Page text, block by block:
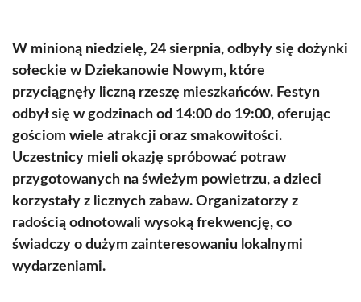
(Twitter)
W minioną niedzielę, 24 sierpnia, odbyły się dożynki
sołeckie w Dziekanowie Nowym, które
przyciągnęły liczną rzeszę mieszkańców. Festyn
odbył się w godzinach od 14:00 do 19:00, oferując
gościom wiele atrakcji oraz smakowitości.
Uczestnicy mieli okazję spróbować potraw
przygotowanych na świeżym powietrzu, a dzieci
korzystały z licznych zabaw. Organizatorzy z
radością odnotowali wysoką frekwencję, co
świadczy o dużym zainteresowaniu lokalnymi
wydarzeniami.